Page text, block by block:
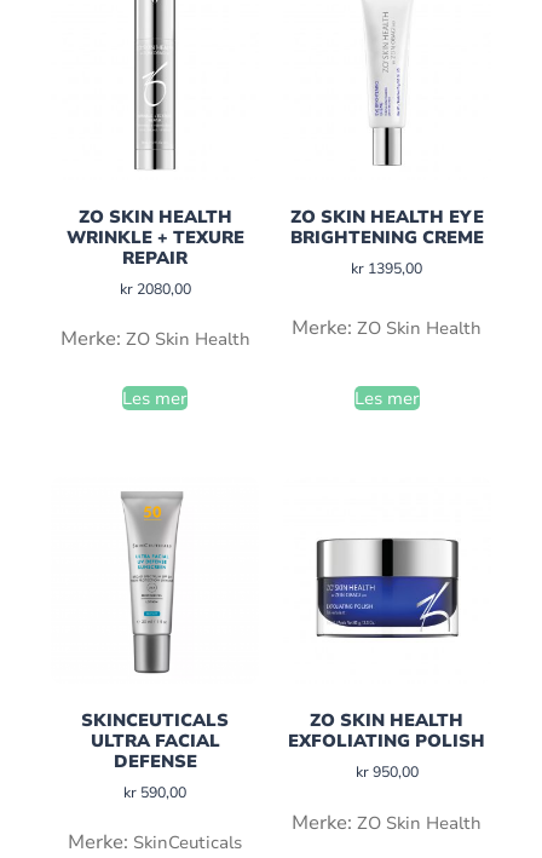
ZO SKIN HEALTH
WRINKLE + TEXURE
REPAIR
kr2080,00
Merke: ZO Skin Health
Les mer
ZO SKIN HEALTH EYE
BRIGHTENING CREME
kr 1395,00
Merke:ZO Skin Health
Les mer
SKINCEUTICALS
ULTRA FACIAL
DEFENSE
kr 590,00
Merke: SkinCeuticals
ZO SKIN HEALTH
EXFOLIATING POLISH
kr950,00
Merke:ZO Skin Health